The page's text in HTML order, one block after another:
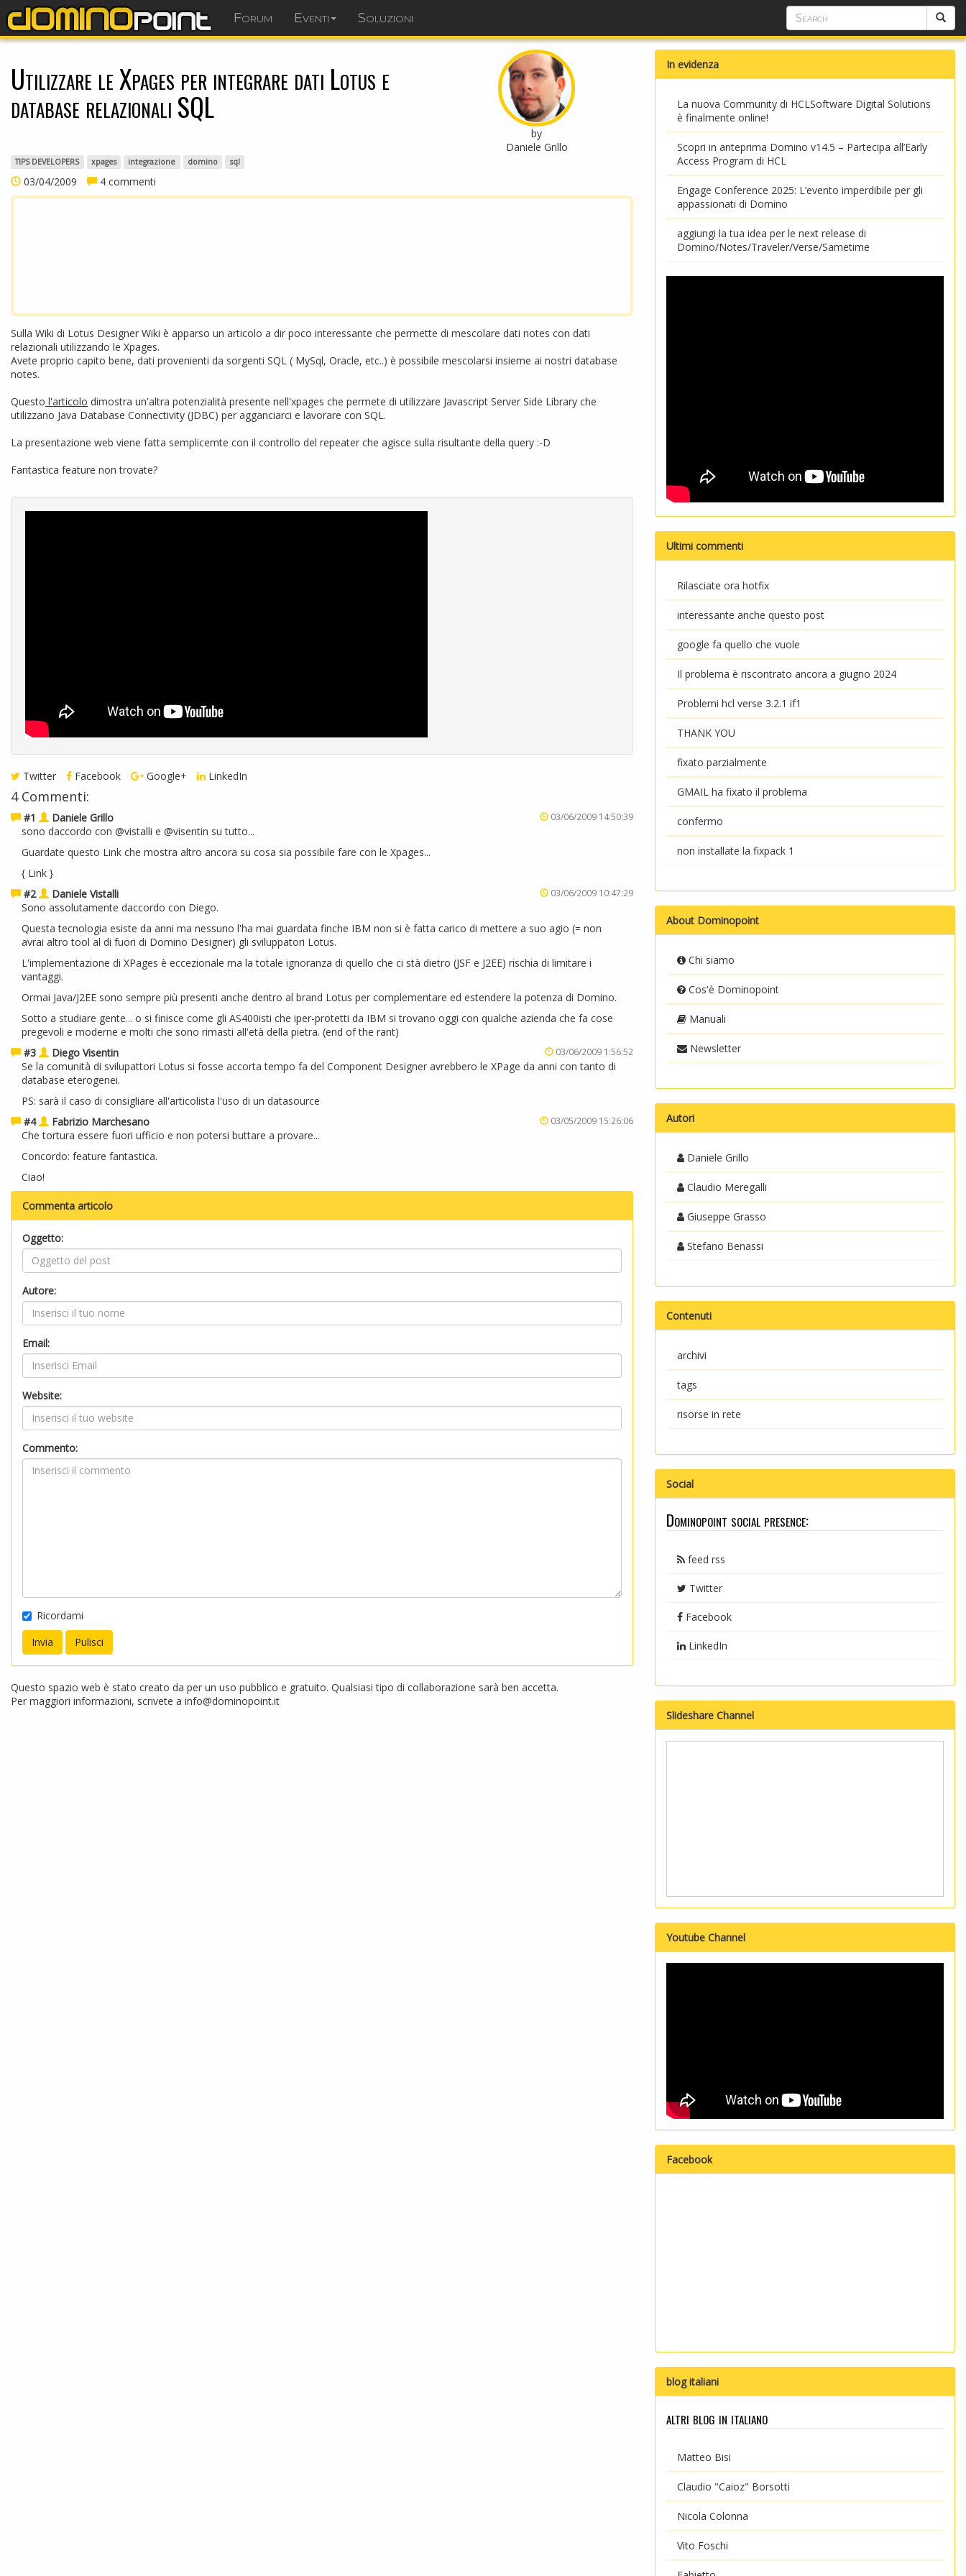
Forum Eventi Soluzioni
Utilizzare le Xpages per integrare dati Lotus e
database relazionali SQL
by
Daniele Grillo
TIPS DEVELOPERS xpages integrazione domino sql
03/04/2009 4 commenti
Sulla Wiki di Lotus Designer Wiki è apparso un articolo a dir poco interessante che permette di mescolare dati notes con dati
relazionali utilizzando le Xpages.
Avete proprio capito bene, dati provenienti da sorgenti SQL ( MySql, Oracle, etc..) è possibile mescolarsi insieme ai nostri database
notes.
Questo l'articolo dimostra un'altra potenzialità presente nell'xpages che permete di utilizzare Javascript Server Side Library che
utilizzano Java Database Connectivity (JDBC) per agganciarci e lavorare con SQL.
La presentazione web viene fatta semplicemte con il controllo del repeater che agisce sulla risultante della query :-D
Fantastica feature non trovate?
Twitter Facebook Google+ LinkedIn
4 Commenti:
#1 Daniele Grillo 03/06/2009 14:50:39
sono daccordo con @vistalli e @visentin su tutto...
Guardate questo Link che mostra altro ancora su cosa sia possibile fare con le Xpages...
{ Link }
#2
Daniele Vistalli 03/06/2009 10:47:29
Sono assolutamente daccordo con Diego.
Questa tecnologia esiste da anni ma nessuno l'ha mai guardata finche IBM non si è fatta carico di mettere a suo agio (= non
avrai altro tool al di fuori di Domino Designer) gli sviluppatori Lotus.
L'implementazione di XPages è eccezionale ma la totale ignoranza di quello che ci stà dietro (JSF e J2EE) rischia di limitare i
vantaggi.
Ormai Java/J2EE sono sempre più presenti anche dentro al brand Lotus per complementare ed estendere la potenza di Domino.
Sotto a studiare gente... o si finisce come gli AS400isti che iper-protetti da IBM si trovano oggi con qualche azienda che fa cose
pregevoli e moderne e molti che sono rimasti all'età della pietra. (end of the rant)
#3
Diego Visentin 03/06/2009 1:56:52
Se la comunità di svilupattori Lotus si fosse accorta tempo fa del Component Designer avrebbero le XPage da anni con tanto di
database eterogenei.
PS: sarà il caso di consigliare all'articolista l'uso di un datasource
#4
Fabrizio Marchesano 03/05/2009 15:26:06
Che tortura essere fuori ufficio e non potersi buttare a provare...
Concordo: feature fantastica.
Ciao!
Commenta articolo
Oggetto:
Autore:
Email:
Website:
Commento:
Ricordami
Questo spazio web è stato creato da per un uso pubblico e gratuito. Qualsiasi tipo di collaborazione sarà ben accetta.
Per maggiori informazioni, scrivete a info@dominopoint.it
In evidenza
La nuova Community di HCLSoftware Digital Solutions
è finalmente online!
Scopri in anteprima Domino v14.5 – Partecipa all’Early
Access Program di HCL
Engage Conference 2025: L’evento imperdibile per gli
appassionati di Domino
aggiungi la tua idea per le next release di
Domino/Notes/Traveler/Verse/Sametime
Ultimi commenti
Rilasciate ora hotfix
interessante anche questo post
google fa quello che vuole
Il problema è riscontrato ancora a giugno 2024
Problemi hcl verse 3.2.1 if1
THANK YOU
fixato parzialmente
GMAIL ha fixato il problema
confermo
non installate la fixpack 1
About Dominopoint
Chi siamo
Cos'è Dominopoint
Manuali
Newsletter
Autori
Daniele Grillo
Claudio Meregalli
Giuseppe Grasso
Stefano Benassi
Contenuti
archivi
tags
risorse in rete
Social
Dominopoint social presence:
feed rss
Twitter
Facebook
LinkedIn
Slideshare Channel
Youtube Channel
Facebook
blog italiani
altri blog in italiano
Matteo Bisi
Claudio "Caioz" Borsotti
Nicola Colonna
Vito Foschi